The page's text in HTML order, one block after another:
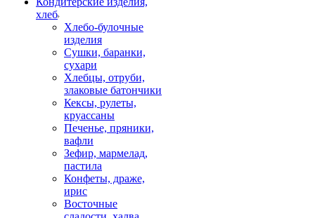
хлеб
Хлебо-булочные
изделия
Сушки, баранки,
сухари
Хлебцы, отруби,
злаковые батончики
Кексы, рулеты,
круассаны
Печенье, пряники,
вафли
Зефир, мармелад,
пастила
Конфеты, драже,
ирис
Восточные